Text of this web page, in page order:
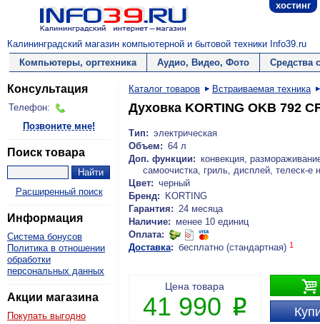
хостинг
Калининградский магазин компьютерной и бытовой техники Info39.ru
Компьютеры, оргтехника
Аудио, Видео, Фото Средства
Консультация
Телефон:
Позвоните мне!
Поиск товара
Расширенный поиск
Информация
Система бонусов
Политика в отношении
обработки
персональных данных
Акции магазина
Покупать выгодно
Каталог товаров Встраиваемая техника
Духовка KORTING OKB 792
Тип: электрическая
Объем: 64 л
Доп. функции: конвекция,
самоочистка, гриль, дисплей, телеск-е
Цвет: черный
Бренд:
KORTING
Гарантия: 24 месяца
Наличие: менее 10 единиц
Оплата:
Доставка: бесплатно (стандартная) 1

Цена товара
41 990 P